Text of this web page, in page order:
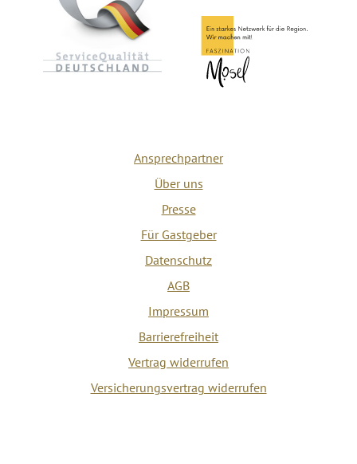
Ansprechpartner
Über uns
Presse
Für Gastgeber
Datenschutz
AGB
Impressum
Barrierefreiheit
Vertrag widerrufen
Versicherungsvertrag widerrufen